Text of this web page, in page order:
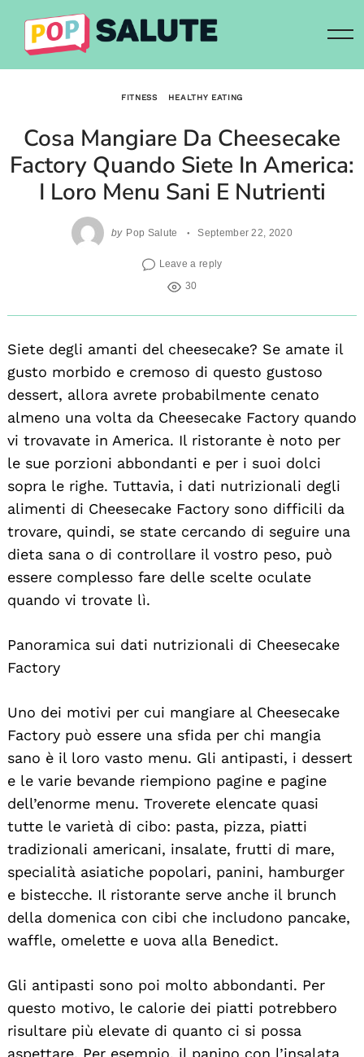
content
FITNESS HEALTHY EATING
Cosa Mangiare Da Cheesecake
Factory Quando Siete In America:
I Loro Menu Sani E Nutrienti
by Pop Salute September 22, 2020
Leave a reply
30
Siete degli amanti del cheesecake? Se amate il
gusto morbido e cremoso di questo gustoso
dessert, allora avrete probabilmente cenato
almeno una volta da Cheesecake Factory quando
vi trovavate in America. Il ristorante è noto per
le sue porzioni abbondanti e per i suoi dolci
sopra le righe. Tuttavia, i dati nutrizionali degli
alimenti di Cheesecake Factory sono difficili da
trovare, quindi, se state cercando di seguire una
dieta sana o di controllare il vostro peso, può
essere complesso fare delle scelte oculate
quando vi trovate lì.
Panoramica sui dati nutrizionali di Cheesecake
Factory
Uno dei motivi per cui mangiare al Cheesecake
Factory può essere una sfida per chi mangia
sano è il loro vasto menu. Gli antipasti, i dessert
e le varie bevande riempiono pagine e pagine
dell’enorme menu. Troverete elencate quasi
tutte le varietà di cibo: pasta, pizza, piatti
tradizionali americani, insalate, frutti di mare,
specialità asiatiche popolari, panini, hamburger
e bistecche. Il ristorante serve anche il brunch
della domenica con cibi che includono pancake,
waffle, omelette e uova alla Benedict.
Gli antipasti sono poi molto abbondanti. Per
questo motivo, le calorie dei piatti potrebbero
risultare più elevate di quanto ci si possa
aspettare. Per esempio, il panino con l’insalata